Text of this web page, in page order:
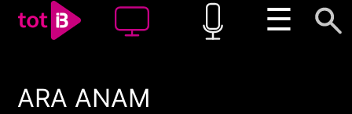
☰
00:00 00:00
ARA ANAM